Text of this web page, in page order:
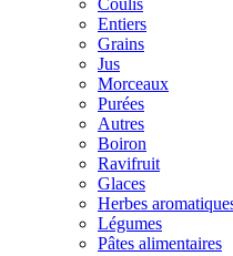
Coulis
Entiers
Grains
Jus
Morceaux
Purées
Autres
Boiron
Ravifruit
Glaces
Herbes
Légumes
Pâtes alimentaires